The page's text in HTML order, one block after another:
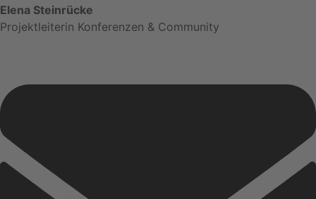
Elena Steinrücke
Projektleiterin Konferenzen & Community